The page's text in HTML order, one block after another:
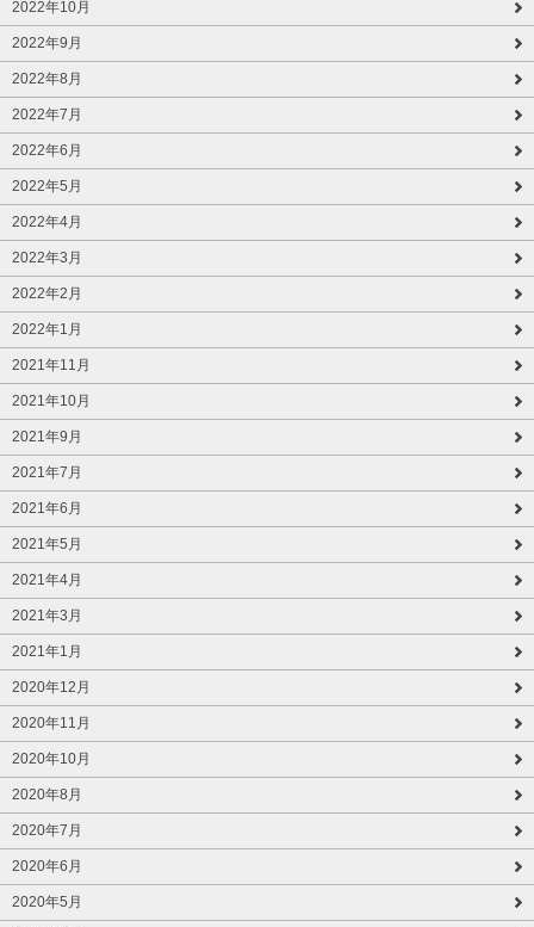
2022年10月
2022年9月
2022年8月
2022年7月
2022年6月
2022年5月
2022年4月
2022年3月
2022年2月
2022年1月
2021年11月
2021年10月
2021年9月
2021年7月
2021年6月
2021年5月
2021年4月
2021年3月
2021年1月
2020年12月
2020年11月
2020年10月
2020年8月
2020年7月
2020年6月
2020年5月